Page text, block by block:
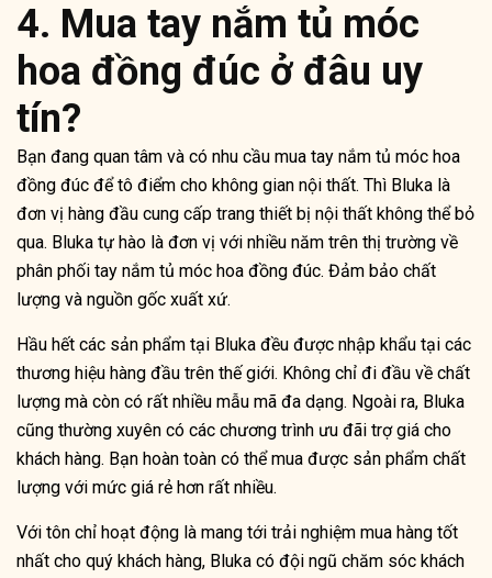
4. Mua tay nắm tủ móc
hoa đồng đúc ở đâu uy
tín?
Bạn đang quan tâm và có nhu cầu mua tay nắm tủ móc hoa
đồng đúc để tô điểm cho không gian nội thất. Thì Bluka là
đơn vị hàng đầu cung cấp trang thiết bị nội thất không thể bỏ
qua. Bluka tự hào là đơn vị với nhiều năm trên thị trường về
phân phối tay nắm tủ móc hoa đồng đúc. Đảm bảo chất
lượng và nguồn gốc xuất xứ.
Hầu hết các sản phẩm tại Bluka đều được nhập khẩu tại các
thương hiệu hàng đầu trên thế giới. Không chỉ đi đầu về chất
lượng mà còn có rất nhiều mẫu mã đa dạng. Ngoài ra, Bluka
cũng thường xuyên có các chương trình ưu đãi trợ giá cho
khách hàng. Bạn hoàn toàn có thể mua được sản phẩm chất
lượng với mức giá rẻ hơn rất nhiều.
Với tôn chỉ hoạt động là mang tới trải nghiệm mua hàng tốt
nhất cho quý khách hàng, Bluka có đội ngũ chăm sóc khách